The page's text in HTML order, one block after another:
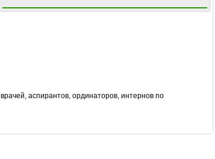
аспирантов, ординаторов, интернов по